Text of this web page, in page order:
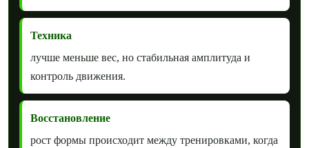
Техника
лучше меньше вес, но стабильная амплитуда и
контроль движения.
Восстановление
рост формы происходит между тренировками, когда